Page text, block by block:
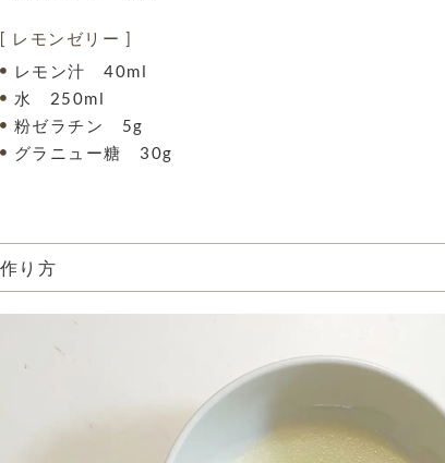
[ レモンゼリー ]
レモン汁 40ml
水 250ml
粉ゼラチン 5g
グラニュー糖 30g
作り方